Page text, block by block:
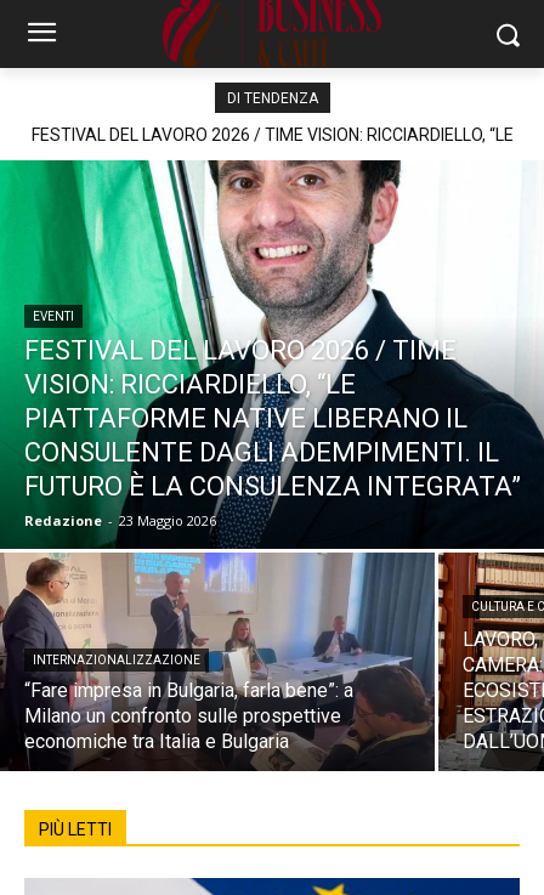
DI TENDENZA
FESTIVAL DEL LAVORO 2026 / TIME VISION: RICCIARDIELLO, “LE
ADEMPIMENTI. IL FUTURO È LA CONSULENZA INTEGRATA”
EVENTI
FESTIVAL DEL LAVORO 2026 / TIME
VISION: RICCIARDIELLO, “LE
PIATTAFORME NATIVE LIBERANO IL
CONSULENTE DAGLI ADEMPIMENTI. IL
FUTURO È LA CONSULENZA INTEGRATA”
Redazione - 23 Maggio 2026
INTERNAZIONALIZZAZIONE
“Fare impresa in Bulgaria, farla bene”: a
Milano un confronto sulle prospettive
economiche tra Italia e Bulgaria
CULTURA E
PIÙ LETTI